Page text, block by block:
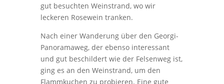
gut besuchten Weinstrand, wo wir
leckeren Rosewein tranken.
Nach einer Wanderung über den Georgi-
Panoramaweg, der ebenso interessant
und gut beschildert wie der Felsenweg ist,
ging es an den Weinstrand, um den
Flammkuchen zu probieren. Eine gute